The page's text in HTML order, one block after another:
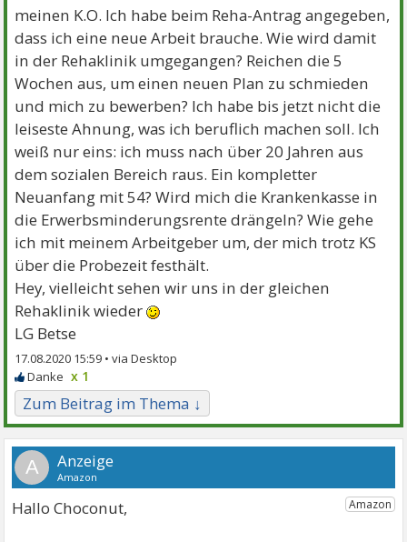
meinen K.O. Ich habe beim Reha-Antrag angegeben,
dass ich eine neue Arbeit brauche. Wie wird damit
in der Rehaklinik umgegangen? Reichen die 5
Wochen aus, um einen neuen Plan zu schmieden
und mich zu bewerben? Ich habe bis jetzt nicht die
leiseste Ahnung, was ich beruflich machen soll. Ich
weiß nur eins: ich muss nach über 20 Jahren aus
dem sozialen Bereich raus. Ein kompletter
Neuanfang mit 54? Wird mich die Krankenkasse in
die Erwerbsminderungsrente drängeln? Wie gehe
ich mit meinem Arbeitgeber um, der mich trotz KS
über die Probezeit festhält.
Hey, vielleicht sehen wir uns in der gleichen
Rehaklinik wieder
LG Betse
17.08.2020 15:59 •
x 1
Zum Beitrag im Thema ↓
A
Hallo Choconut,